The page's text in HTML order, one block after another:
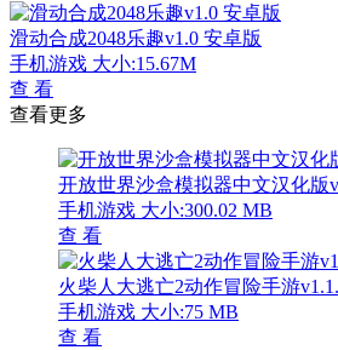
滑动合成2048乐趣v1.0 安卓版
手机游戏 大小:15.67M
查 看
查看更多
开放世界沙盒模拟器中文汉化版
手机游戏 大小:300.02 MB
查 看
火柴人大逃亡2动作冒险手游
手机游戏 大小:75 MB
查 看